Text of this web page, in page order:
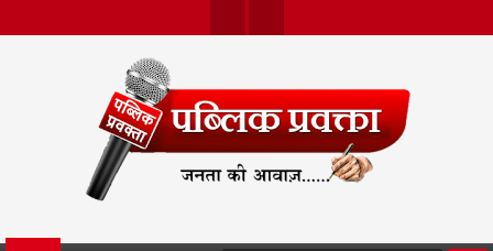
Ter
Boo
K